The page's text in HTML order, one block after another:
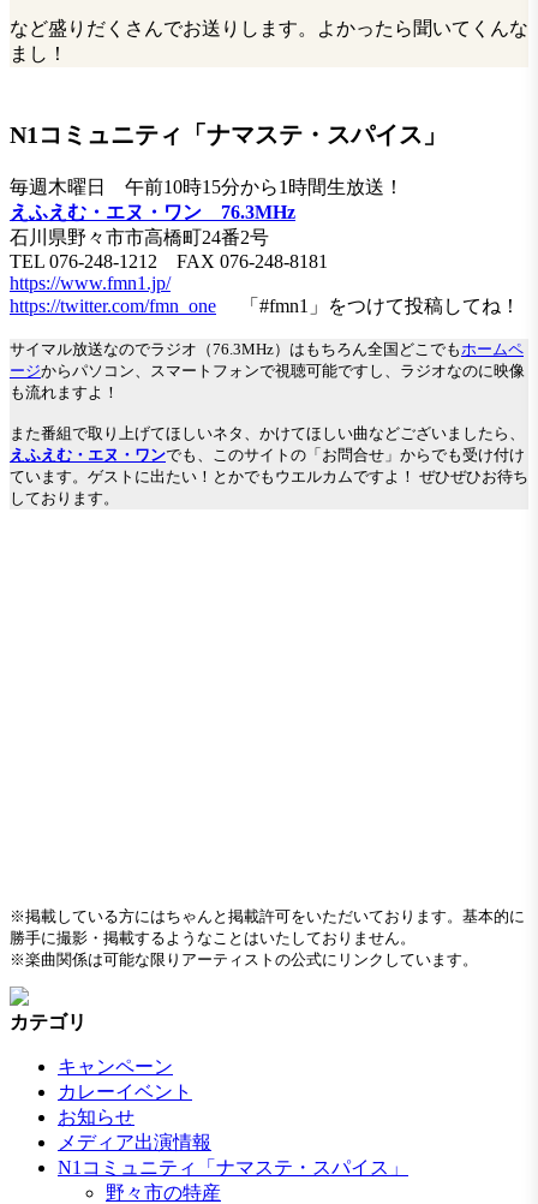
など盛りだくさんでお送りします。よかったら聞いてくんな
まし！
N1コミュニティ「ナマステ・スパイス」
毎週木曜日 午前10時15分から1時間生放送！
えふえむ・エヌ・ワン 76.3MHz
石川県野々市市高橋町24番2号
TEL 076-248-1212 FAX 076-248-8181
https://www.fmn1.jp/
https://twitter.com/fmn_one 「#fmn1」をつけて投稿してね！
サイマル放送なのでラジオ（76.3MHz）はもちろん全国どこでも ホームペ
ージからパソコン、スマートフォンで視聴可能ですし、ラジオなのに映像
も流れますよ！
また番組で取り上げてほしいネタ、かけてほしい曲などございましたら、
えふえむ・エヌ・ワンでも、このサイトの「お問合せ」からでも受け付け
ています。ゲストに出たい！とかでもウエルカムですよ！ ぜひぜひお待ち
しております。
※掲載している方にはちゃんと掲載許可をいただいております。基本的に
勝手に撮影・掲載するようなことはいたしておりません。
※楽曲関係は可能な限りアーティストの公式にリンクしています。
カテゴリ
キャンペーン
カレーイベント
お知らせ
メディア出演情報
N1コミュニティ「ナマステ・スパイス」
野々市の特産